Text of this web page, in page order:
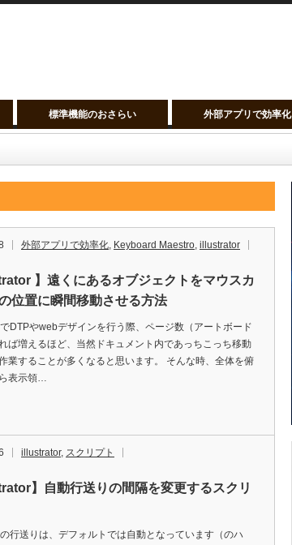
標準機能のおさらい 外部アプリで効率化
外部アプリで効率化, Keyboard Maestro, illustrator
】遠くにあるオブジェクトをマウスカ
位置に瞬間移動させる方法
でDTPやwebデザインを行う際、ページ数（アートボード
ば増えるほど、当然ドキュメント内であっちこっち移動
業することが多くなると思います。 そんな時、全体を俯
表示領…
illustrator, スクリプト
】自動行送りの間隔を変更するスクリ
の行送りは、デフォルトでは自動となっています（のハ